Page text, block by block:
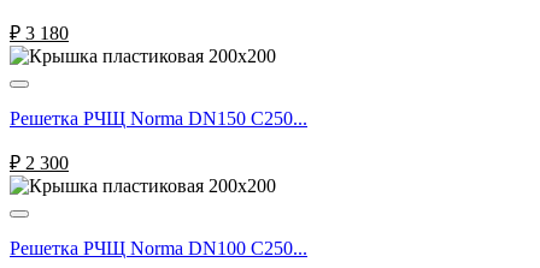
₽ 3 180
Решетка РЧЩ Norma DN150 С250...
₽ 2 300
Решетка РЧЩ Norma DN100 С250...